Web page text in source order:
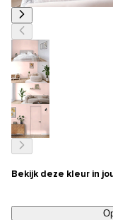
Bekijk deze kleur in